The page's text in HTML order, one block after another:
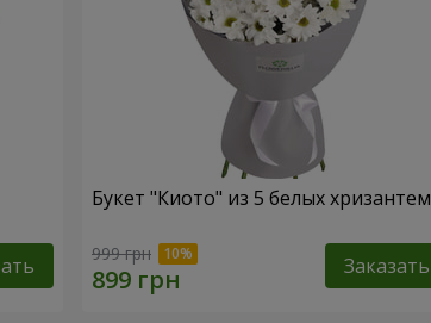
Букет "Киото" из 5 белых хризантем
999 грн Заказать